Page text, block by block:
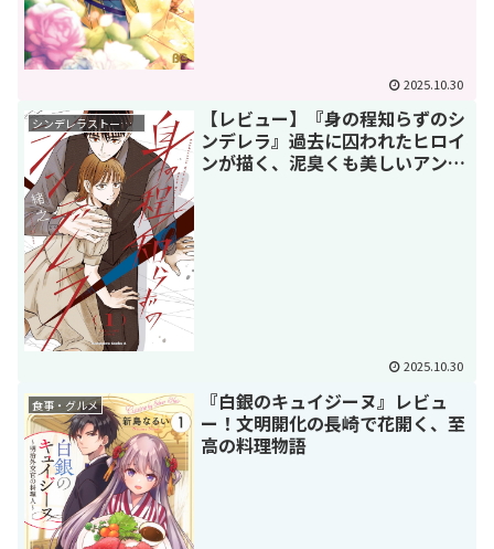
2025.10.30
シンデレラストーリー
【レビュー】『身の程知らずのシ
ンデレラ』過去に囚われたヒロイ
ンが描く、泥臭くも美しいアン
2025.10.30
食事・グルメ
『白銀のキュイジーヌ』レビュ
ー！文明開化の長崎で花開く、至
高の料理物語